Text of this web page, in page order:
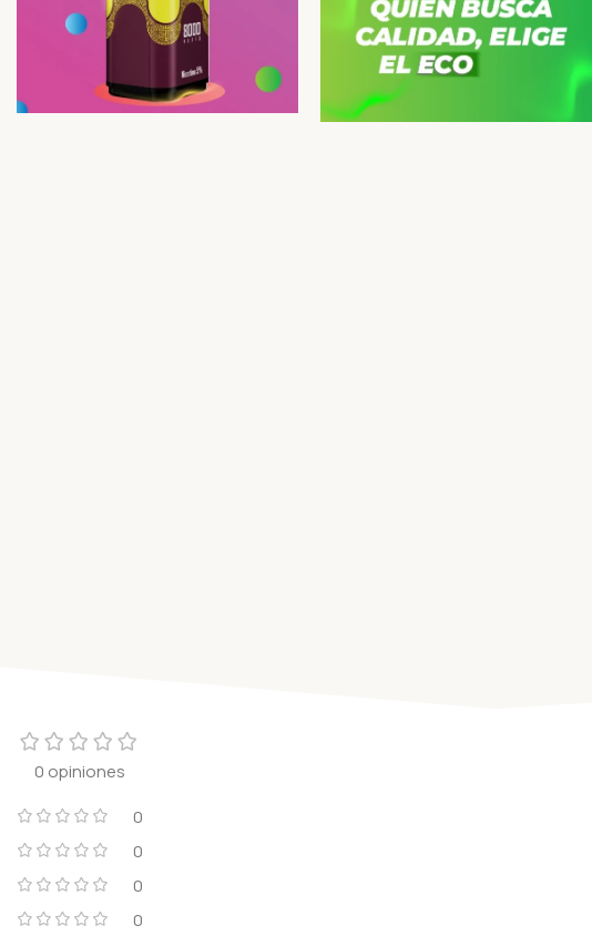
0 opiniones
0
0
0
0